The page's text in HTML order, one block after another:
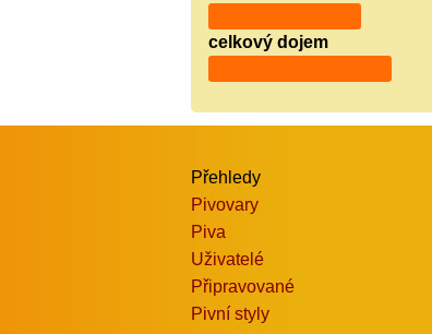
celkový dojem
Přehledy
Pivovary
Piva
Uživatelé
Připravované
Pivní styly